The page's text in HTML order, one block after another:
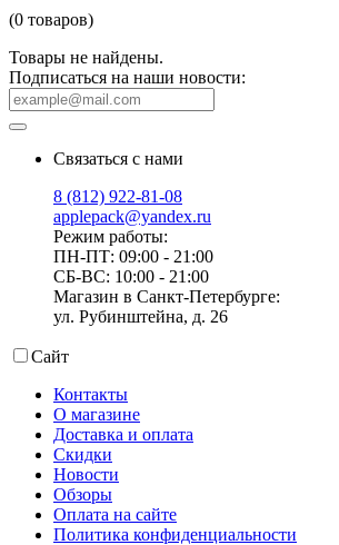
(0 товаров)
Товары не найдены.
Подписаться на наши новости:
Связаться с нами
8 (812) 922-81-08
applepack@yandex.ru
Режим работы:
ПН-ПТ: 09:00 - 21:00
СБ-ВС: 10:00 - 21:00
Магазин в Санкт-Петербурге:
ул. Рубинштейна, д. 26
Сайт
Контакты
О магазине
Доставка и оплата
Скидки
Новости
Обзоры
Оплата на сайте
Политика конфиденциальности